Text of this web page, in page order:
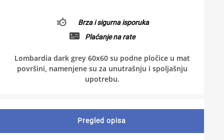
Brza i sigurna isporuka
Plaćanje na rate
Lombardia dark grey 60x60 su podne pločice u mat
površini, namenjene su za unutrašnju i spoljašnju
upotrebu.
Pregled opisa